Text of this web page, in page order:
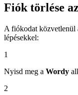
Fiók törlése
A fiókodat közvetlenül
lépésekkel:
1
Nyisd meg a Wordy
2